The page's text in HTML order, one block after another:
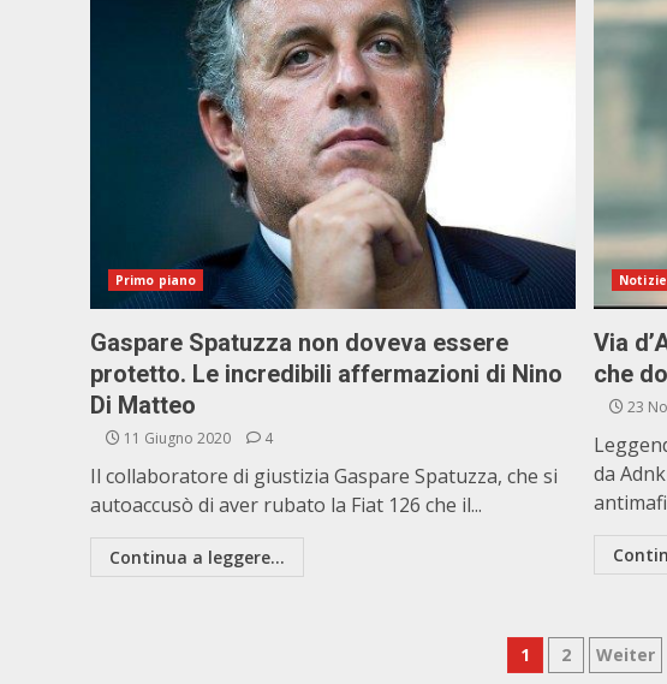
Primo piano
Gaspare Spatuzza non doveva essere
protetto. Le incredibili affermazioni di Nino
Di Matteo
11 Giugno 2020 4
Il collaboratore di giustizia Gaspare Spatuzza, che si
autoaccusò di aver rubato la Fiat 126 che il...
Continua a leggere...
Notizie
Via
che
23
da
1 2 Weiter